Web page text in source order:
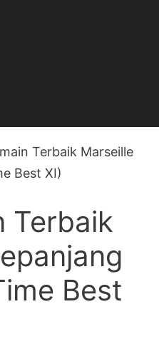
Terbaik Marseille
Best XI)
Terbaik
Best